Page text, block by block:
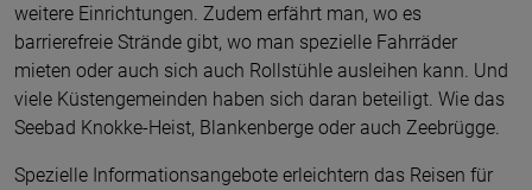
weitere Einrichtungen. Zudem erfährt man, wo es
barrierefreie Strände gibt, wo man spezielle Fahrräder
mieten oder auch sich auch Rollstühle ausleihen kann. Und
viele Küstengemeinden haben sich daran beteiligt. Wie das
Seebad Knokke-Heist, Blankenberge oder auch Zeebrügge.
Spezielle Informationsangebote erleichtern das Reisen für